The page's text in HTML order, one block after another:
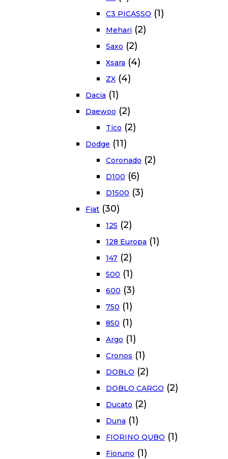
C3 PICASSO (1)
Mehari (2)
Saxo (2)
Xsara (4)
ZX (4)
Dacia (1)
Daewoo (2)
Tico (2)
Dodge (11)
Coronado (2)
D100 (6)
D1500 (3)
Fiat (30)
125 (2)
128 Europa (1)
147 (2)
500 (1)
600 (3)
750 (1)
850 (1)
Argo (1)
Cronos (1)
DOBLO (2)
DOBLO CARGO (2)
Ducato (2)
Duna (1)
FIORINO QUBO (1)
Fioruno (1)